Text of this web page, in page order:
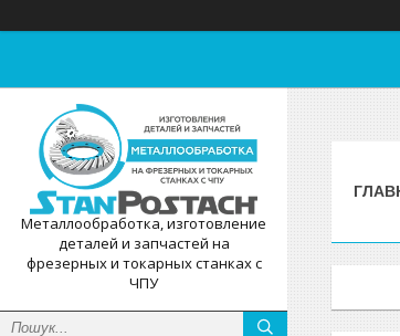
Металлообработка, изготовление
деталей и запчастей на
фрезерных и токарных станках с
ЧПУ